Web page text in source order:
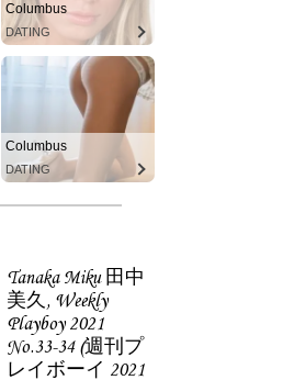
Columbus
DATING
Columbus
DATING
Tanaka Miku 田中
美久, Weekly
Playboy 2021
No.33-34 (週刊プ
レイボーイ 2021